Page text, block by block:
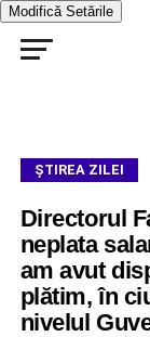
Modifică Setările
ŞTIREA ZILEI
Directorul
neplata
am avut
plătim, în
nivelul